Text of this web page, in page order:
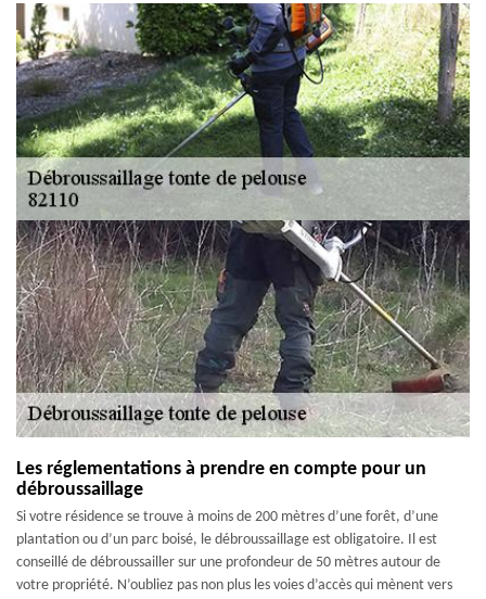
Les réglementations à prendre en compte pour un
débroussaillage
Si votre résidence se trouve à moins de 200 mètres d’une forêt, d’une
plantation ou d’un parc boisé, le débroussaillage est obligatoire. Il est
conseillé de débroussailler sur une profondeur de 50 mètres autour de
votre propriété. N’oubliez pas non plus les voies d’accès qui mènent vers